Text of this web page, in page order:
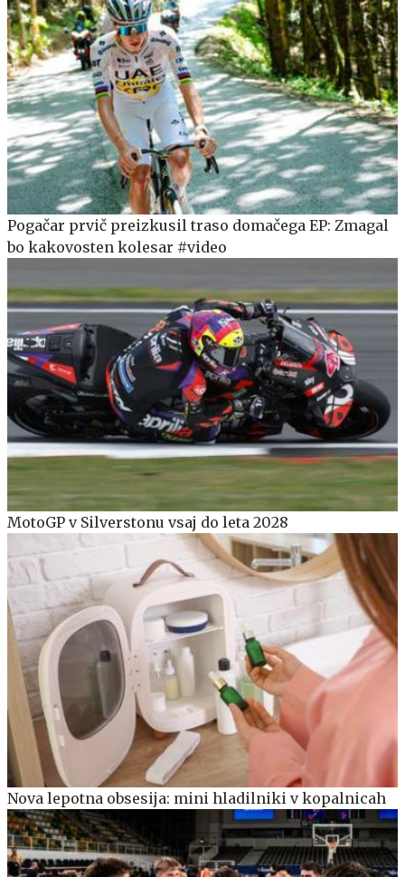
Pogačar prvič preizkusil traso domačega EP: Zmagal
bo kakovosten kolesar #video
MotoGP v Silverstonu vsaj do leta 2028
Nova lepotna obsesija: mini hladilniki v kopalnicah